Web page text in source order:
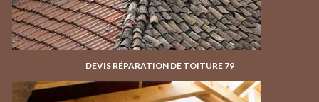
DEVIS RÉPARATION DE TOITURE 79